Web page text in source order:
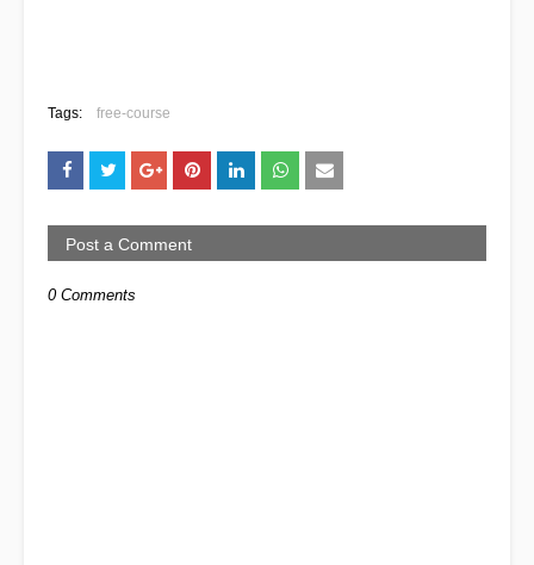
Tags: free-course
Post a Comment
0 Comments